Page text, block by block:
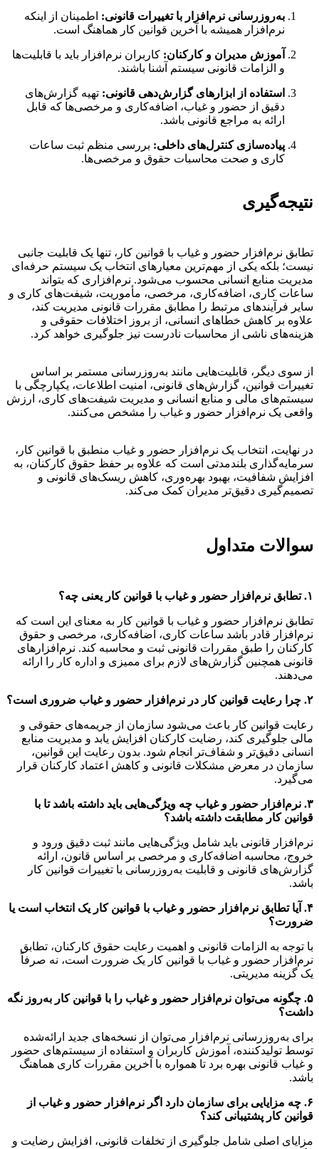
به‌روزرسانی نرم‌افزار با تغییرات قانونی: اطمینان از اینکه
نرم‌افزار همیشه با آخرین قوانین کار هماهنگ است.
آموزش مدیران و کارکنان: کاربران نرم‌افزار باید با قابلیت‌ها
و الزامات قانونی سیستم آشنا باشند.
استفاده از ابزارهای گزارش‌دهی قانونی: تهیه گزارش‌های
دقیق از حضور و غیاب، اضافه‌کاری و مرخصی‌ها که قابل
ارائه به مراجع قانونی باشد.
پیاده‌سازی کنترل‌های داخلی: بررسی منظم ثبت ساعات
کاری و صحت محاسبات حقوق و مرخصی‌ها.
نتیجه‌گیری
تطابق نرم‌افزار حضور و غیاب با قوانین کار، تنها یک قابلیت جانبی
نیست؛ بلکه یکی از مهم‌ترین معیارهای انتخاب یک سیستم حرفه‌ای
مدیریت منابع انسانی محسوب می‌شود. نرم‌افزاری که بتواند
ساعات کاری، اضافه‌کاری، مرخصی، مأموریت، شیفت‌های کاری و
سایر فرآیندهای مرتبط را مطابق مقررات قانونی مدیریت کند،
علاوه بر کاهش خطاهای انسانی، از بروز اختلافات حقوقی و
هزینه‌های ناشی از محاسبات نادرست نیز جلوگیری خواهد کرد.
از سوی دیگر، قابلیت‌هایی مانند به‌روزرسانی مستمر بر اساس
تغییرات قوانین، گزارش‌های قانونی، امنیت اطلاعات، یکپارچگی با
سیستم‌های مالی و منابع انسانی و مدیریت شیفت‌های کاری، ارزش
واقعی یک نرم‌افزار حضور و غیاب را مشخص می‌کنند.
در نهایت، انتخاب یک نرم‌افزار حضور و غیاب منطبق با قوانین کار،
سرمایه‌گذاری بلندمدتی است که علاوه بر حفظ حقوق کارکنان، به
افزایش شفافیت، بهبود بهره‌وری، کاهش ریسک‌های قانونی و
تصمیم‌گیری دقیق‌تر مدیران کمک می‌کند.
سوالات متداول
۱. تطابق نرم‌افزار حضور و غیاب با قوانین کار یعنی چه؟
تطابق نرم‌افزار حضور و غیاب با قوانین کار به معنای این است که
نرم‌افزار قادر باشد ساعات کاری، اضافه‌کاری، مرخصی و حقوق
کارکنان را طبق مقررات قانونی ثبت و محاسبه کند. نرم‌افزارهای
قانونی همچنین گزارش‌های لازم برای ممیزی و اداره کار را ارائه
می‌دهند.
۲. چرا رعایت قوانین کار در نرم‌افزار حضور و غیاب ضروری است؟
رعایت قوانین کار باعث می‌شود سازمان از جریمه‌های حقوقی و
مالی جلوگیری کند، رضایت کارکنان افزایش یابد و مدیریت منابع
انسانی دقیق‌تر و شفاف‌تر انجام شود. بدون رعایت این قوانین،
سازمان در معرض مشکلات قانونی و کاهش اعتماد کارکنان قرار
می‌گیرد.
۳. نرم‌افزار حضور و غیاب چه ویژگی‌هایی باید داشته باشد تا با
قوانین کار مطابقت داشته باشد؟
نرم‌افزار قانونی باید شامل ویژگی‌هایی مانند ثبت دقیق ورود و
خروج، محاسبه اضافه‌کاری و مرخصی بر اساس قانون، ارائه
گزارش‌های قانونی و قابلیت به‌روزرسانی با تغییرات قوانین کار
باشد.
۴. آیا تطابق نرم‌افزار حضور و غیاب با قوانین کار یک انتخاب است یا
ضرورت؟
با توجه به الزامات قانونی و اهمیت رعایت حقوق کارکنان، تطابق
نرم‌افزار حضور و غیاب با قوانین کار یک ضرورت است، نه صرفاً
یک گزینه مدیریتی.
۵. چگونه می‌توان نرم‌افزار حضور و غیاب را با قوانین کار به‌روز نگه
داشت؟
برای به‌روزرسانی نرم‌افزار می‌توان از نسخه‌های جدید ارائه‌شده
توسط تولیدکننده، آموزش کاربران و استفاده از سیستم‌های حضور
و غیاب قانونی بهره برد تا همواره با آخرین مقررات کاری هماهنگ
باشد.
۶. چه مزایایی برای سازمان دارد اگر نرم‌افزار حضور و غیاب از
قوانین کار پشتیبانی کند؟
مزایای اصلی شامل جلوگیری از تخلفات قانونی، افزایش رضایت و